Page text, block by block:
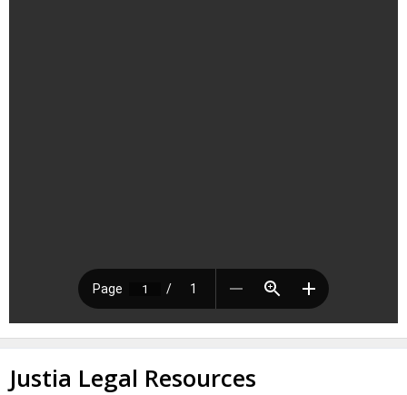
Justia Legal Resources